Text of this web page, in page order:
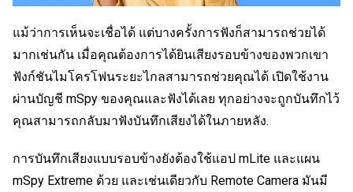
แม้ว่าการเห็นจะเชื่อได้ แต่บางครั้งการฟังก็สามารถช่วยได้
มากเช่นกัน เมื่อคุณต้องการได้ยินเสียงรอบข้างของพวกเขา
ฟังก์ชันไมโครโฟนระยะไกลสามารถช่วยคุณได้ เปิดใช้งาน
ผ่านบัญชี mSpy ของคุณและฟังได้เลย ทุกอย่างจะถูกบันทึกไว้
คุณสามารถกลับมาฟังบันทึกเสียงได้ในภายหลัง.
การบันทึกเสียงแบบรอบข้างยังต้องใช้แอป mLite และแผน
mSpy Extreme ด้วย และเช่นเดียวกับ Remote Camera มันมี